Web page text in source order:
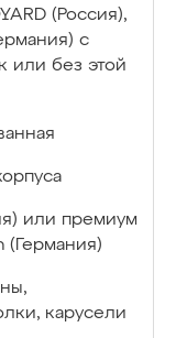
(Россия),
с
или без этой
или премиум
(Германия)
карусели